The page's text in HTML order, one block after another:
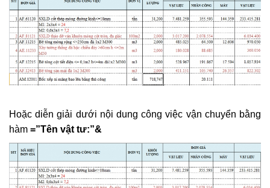
Hoặc diễn giải dưới nội dung công việc vận chuyển bằng
hàm =”Tên vật tư:”&